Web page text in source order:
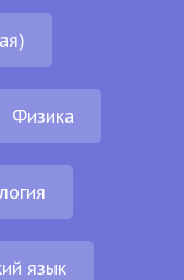
Физика
язык